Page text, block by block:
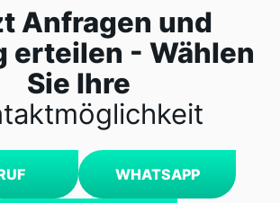
Anfragen und
erteilen - Wählen
Sie Ihre
WHATSAPP